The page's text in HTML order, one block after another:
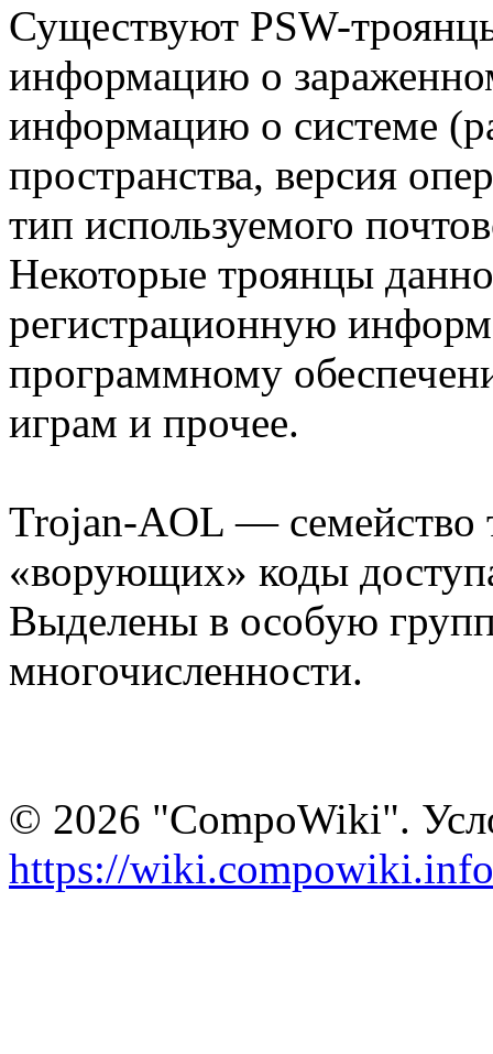
Существуют PSW-
информацию о
информацию о системе
пространства, версия
тип используемого
Некоторые троянцы
регистрационную
программному
играм и прочее.
Trojan-AOL — семейство
«ворующих» коды
Выделены в особую
многочисленности.
© 2026 "CompoWiki".
https://